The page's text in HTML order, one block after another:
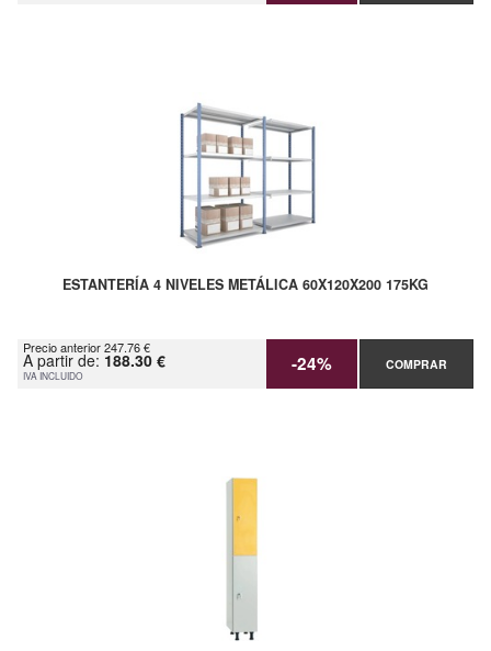
ESTANTERÍA 4 NIVELES METÁLICA 60X120X200 175KG
Precio anterior 247.76 €
A partir de: 188.30 €
IVA INCLUIDO -24% COMPRAR